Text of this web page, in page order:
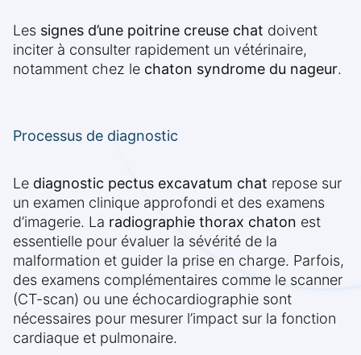
Les signes d’une poitrine creuse chat doivent
inciter à consulter rapidement un vétérinaire,
notamment chez le chaton syndrome du nageur.
Processus de diagnostic
Le diagnostic pectus excavatum chat repose sur
un examen clinique approfondi et des examens
d’imagerie. La radiographie thorax chaton est
essentielle pour évaluer la sévérité de la
malformation et guider la prise en charge. Parfois,
des examens complémentaires comme le scanner
(CT-scan) ou une échocardiographie sont
nécessaires pour mesurer l’impact sur la fonction
cardiaque et pulmonaire.